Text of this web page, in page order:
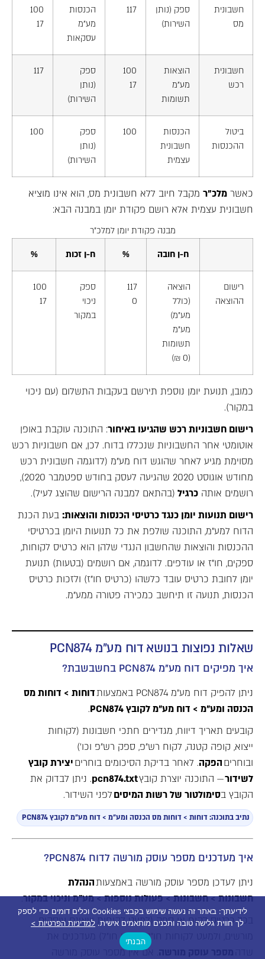
חשבונית
מס
ספק (נותן
השירות)
117
הכנסות
מע"מ
עסקאות
100
17
חשבונית
רכש
הוצאות
מע"מ
תשומות
100
17
ספק
(נותן
השירות)
117
ביטול
ההכנסות
הכנסות
חשבונית
עצמית
100
ספק
(נותן
השירות)
100
כאשר מלכ"ר מקבל חיוב ללא חשבונית מס, הוא אינו מוציא
חשבונית עצמית אלא רושם פקודת יומן במבנה הבא:
מבנה פקודת יומן למלכ"ר
ח-ן חובה % ח-ן זכות %
רישום
ההוצאה
הוצאה
(כולל
מע"מ)
מע"מ
תשומות
(0 ₪)
117
0
ספק
ניכוי
במקור
100
17
כמובן, תנועת יומן נוספת תירשם בעקבות התשלום (עם ניכוי
במקור).
רישום חשבוניות רכש שהגיעו באיחור: התוכנה עוקבת באופן
אוטומטי אחר החשבוניות שנכללו בדוח. לכן, אם חשבוניות רכש
מסוימת מגיע לאחר שהוגש דוח מע"מ (לדוגמה חשבונית רכש
מחודש אוגוסט 2020 שהגיעה לעסק בחודש ספטמבר 2020),
רושמים אותה כרגיל (בהתאם למבנה הרישום שהוצג לעיל).
רישום תנועות יומן כנגד כרטיסי הכנסות והוצאות: בעת הכנת
הדוח למע"מ, התוכנה שולפת את כל תנועות היומן בכרטיסי
ההכנסות והוצאות שהחשבון הנגדי שלהן הוא כרטיס לקוחות,
ספקים, חו"ז או עודפים. לדוגמה, אם רושמים (בטעות) תנועת
יומן לחובת כרטיס עובד כלשהו (כרטיס חו"ז) ולזכות כרטיס
הכנסות, תנועה זו תיחשב כמכירה פטורה ממע"מ.
שאלות נפוצות בנושא דוח מע"מ PCN874
איך מפיקים דוח מע״מ PCN874 בחשבשבת?
ניתן להפיק דוח מע״מ PCN874 באמצעות דוחות > דוחות מס
הכנסה ומע״מ > דוח מע״מ לקובץ
.
קובעים תאריך דיווח, מגדירים חתכי חשבונות (לקוחות
ייצוא, קופה קטנה, לקוח רש״פ, ספק רש״פ וכו׳)
ובוחריםהפקה. לאחר בדיקת הסיכומים בוחריםיצירת קובץ
לשידור— התוכנה יוצרת קובץpcn874.txt. ניתן לבדוק את
הקובץ בסימולטור של רשות המיסיםלפני השידור.
נתיב בתוכנה: דוחות > דוחות מס הכנסה ומע״מ > דוח מע״מ לקובץ PCN874
איך מעדכנים מספר עוסק מורשה לדוח PCN874?
ניתן לעדכן מספר עוסק מורשה באמצעותהנהלת
חשבונות>חשבונות>פעולות נוספות>מע״מ וניכוי במקור.
בכל כרטיס לקוח או ספק (למעט לקוחות שאינם עוסקים
מורשים, ולמעט לקוחות חו״ל וספקי חו״ל) מעדכנים את
. אם אין מספר עוסק מורשה
לידיעתך: באתר זה נעשה שימוש בקבצי Cookies וכלים דומים כדי לספק
לך חווית גלישה טובה ותכנים מותאמים אישית. למדיניות הפרטיות >
הבנתי